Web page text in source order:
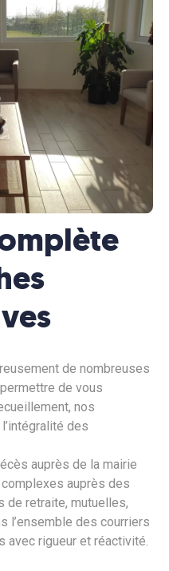
de nombreuses
de vous
nos
des
auprès de la mairie
auprès des
retraite, mutuelles,
l’ensemble des courriers
rigueur et réactivité.